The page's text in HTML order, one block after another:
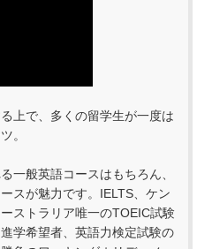
上で、多くの留学生が一度は
。
一般英語コースはもちろん、
スが魅力です。IELTS、ケン
ストラリア唯一のTOEIC試験
学希望者、英語力検定試験の